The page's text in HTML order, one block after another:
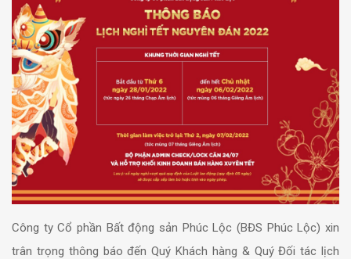
Công ty Cổ phần Bất động sản Phúc Lộc (BĐS Phúc Lộc) xin
trân trọng thông báo đến Quý Khách hàng & Quý Đối tác lịch